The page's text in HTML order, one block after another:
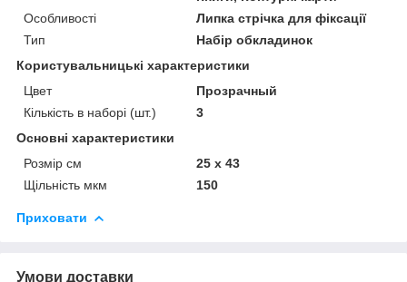
Особливості
Липка стрічка для фіксації
Тип
Набір обкладинок
Користувальницькі характеристики
Цвет
Прозрачный
Кількість в наборі (шт.)
3
Основні характеристики
Розмір см
25 х 43
Щільність мкм
150
Приховати
Умови доставки